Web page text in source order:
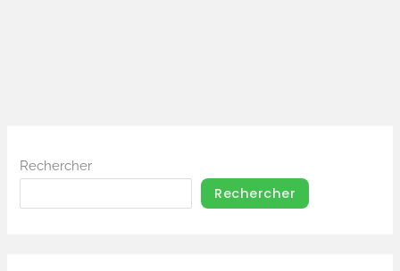
Rechercher
Rechercher